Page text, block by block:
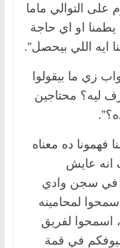
على التوالي ماما
او اي حاجة
ايه اللي بيحصل”.
زي ما بيقولوا
ليه؟ محتاجين
فهمونا ده معناه
انه عايش
في سجن وادي
لمحامينه
اسمحوا لفريق
في قمة